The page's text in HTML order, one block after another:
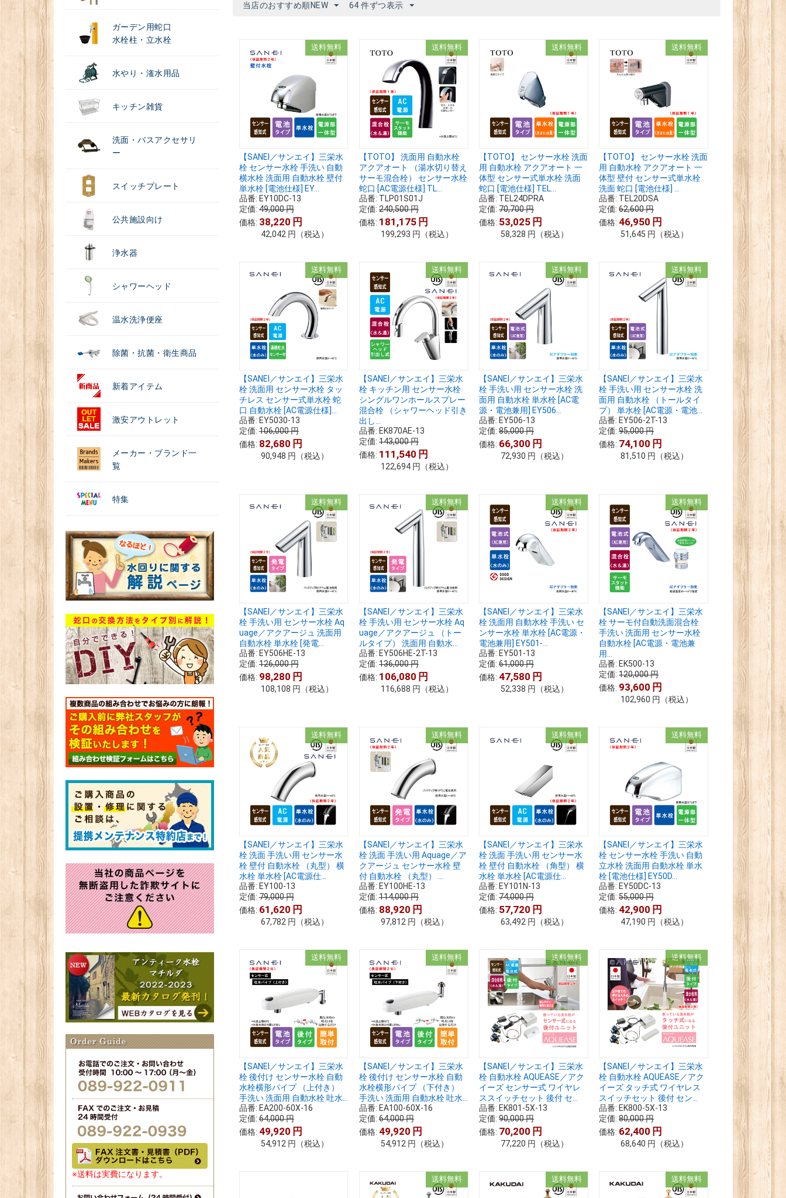
ガーデン用蛇口
水栓柱・立水栓
水やり・潅水用品
キッチン雑貨
洗面・バスアクセサリ
ー
スイッチプレート
公共施設向け
浄水器
シャワーヘッド
温水洗浄便座
除菌・抗菌・衛生商品
新着アイテム
激安アウトレット
メーカー・ブランド一
覧
特集
※送料は実費になります。
当店のおすすめ順NEW 64 件ずつ表示
送料無料
【SANEI／サンエイ】三栄水
栓 センサー水栓 手洗い 自動
横水栓 洗面用 自動水栓 壁付
単水栓 [電池仕様] EY...
品番: EY10DC-13
定価: 49,000円
価格: 38,220 円
42,042 円 （税込）
送料無料
【TOTO】 洗面用 自動水栓
アクアオート （湯水切り替え
サーモ混合栓） センサー水栓
蛇口 [AC電源仕様] TL...
品番: TLP01S01J
定価: 240,500円
価格: 181,175 円
199,293 円 （税込）
送料無料
【TOTO】 センサー水栓 洗面
用 自動水栓 アクアオート 一
体型 センサー式単水栓 洗面
蛇口 [電池仕様] TEL...
品番: TEL24DPRA
定価: 70,700円
価格: 53,025 円
58,328 円 （税込）
送料無料
【TOTO】 センサー水栓 洗面
用 自動水栓 アクアオート 一
体型 壁付 センサー式単水栓
洗面 蛇口 [電池仕様] ...
品番: TEL20DSA
定価: 62,600円
価格: 46,950 円
51,645 円 （税込）
送料無料
【SANEI／サンエイ】三栄水
栓 洗面用 センサー水栓 タッ
チレス センサー式単水栓 蛇
口 自動水栓 [AC電源仕様]...
品番: EY5030-13
定価: 106,000円
価格: 82,680 円
90,948 円 （税込）
送料無料
【SANEI／サンエイ】三栄水
栓 キッチン用 センサー水栓
シングルワンホールスプレー
混合栓 （シャワーヘッド引き
出し...
品番: EK870AE-13
定価: 143,000円
価格: 111,540 円
122,694 円 （税込）
送料無料
【SANEI／サンエイ】三栄水
栓 手洗い用 センサー水栓 洗
面用 自動水栓 単水栓 [AC電
源・電池兼用] EY506...
品番: EY506-13
定価: 85,000円
価格: 66,300 円
72,930 円 （税込）
送料無料
【SANEI／サンエイ】三栄水
栓 手洗い用 センサー水栓 洗
面用 自動水栓 （トールタイ
プ） 単水栓 [AC電源・電池...
品番: EY506-2T-13
定価: 95,000円
価格: 74,100 円
81,510 円 （税込）
送料無料
【SANEI／サンエイ】三栄水
栓 手洗い用 センサー水栓 Aq
uage／アクアージュ 洗面用
自動水栓 単水栓 [発電...
品番: EY506HE-13
定価: 126,000円
価格: 98,280 円
108,108 円 （税込）
送料無料
【SANEI／サンエイ】三栄水
栓 手洗い用 センサー水栓 Aq
uage／アクアージュ （トー
ルタイプ） 洗面用 自動水...
品番: EY506HE-2T-13
定価: 136,000円
価格: 106,080 円
116,688 円 （税込）
送料無料
【SANEI／サンエイ】三栄水
栓 洗面用 自動水栓 手洗い セ
ンサー水栓 単水栓 [AC電源・
電池兼用] EY501-...
品番: EY501-13
定価: 61,000円
価格: 47,580 円
52,338 円 （税込）
送料無料
【SANEI／サンエイ】三栄水
栓 サーモ付自動洗面混合栓
手洗い 洗面用 センサー水栓
自動水栓 [AC電源・電池兼
用...
品番: EK500-13
定価: 120,000円
価格: 93,600 円
102,960 円 （税込）
送料無料
【SANEI／サンエイ】三栄水
栓 洗面 手洗い用 センサー水
栓 壁付 自動水栓 （丸型） 横
水栓 単水栓 [AC電源仕...
品番: EY100-13
定価: 79,000円
価格: 61,620 円
67,782 円 （税込）
送料無料
【SANEI／サンエイ】三栄水
栓 洗面 手洗い用 Aquage／ア
クアージュ センサー水栓 壁
付 自動水栓 （丸型） ...
品番: EY100HE-13
定価: 114,000円
価格: 88,920 円
97,812 円 （税込）
送料無料
【SANEI／サンエイ】三栄水
栓 洗面 手洗い用 センサー水
栓 壁付 自動水栓 （角型） 横
水栓 単水栓 [AC電源仕...
品番: EY101N-13
定価: 74,000円
価格: 57,720 円
63,492 円 （税込）
送料無料
【SANEI／サンエイ】三栄水
栓 センサー水栓 手洗い 自動
立水栓 洗面用 自動水栓 単水
栓 [電池仕様] EY50D...
品番: EY50DC-13
定価: 55,000円
価格: 42,900 円
47,190 円 （税込）
送料無料
【SANEI／サンエイ】三栄水
栓 後付け センサー水栓 自動
水栓横形パイプ （上付き）
手洗い 洗面用 自動水栓 吐水...
品番: EA200-60X-16
定価: 64,000円
価格: 49,920 円
54,912 円 （税込）
送料無料
【SANEI／サンエイ】三栄水
栓 後付け センサー水栓 自動
水栓横形パイプ （下付き）
手洗い 洗面用 自動水栓 吐水...
品番: EA100-60X-16
定価: 64,000円
価格: 49,920 円
54,912 円 （税込）
送料無料
【SANEI／サンエイ】三栄水
栓 自動水栓 AQUEASE／アク
イーズ センサー式 ワイヤレ
ススイッチセット 後付 セ...
品番: EK801-5X-13
定価: 90,000円
価格: 70,200 円
77,220 円 （税込）
送料無料
【SANEI／サンエイ】三栄水
栓 自動水栓 AQUEASE／アク
イーズ タッチ式 ワイヤレス
スイッチセット 後付 セン...
品番: EK800-5X-13
定価: 80,000円
価格: 62,400 円
68,640 円 （税込）
送料無料 送料無料 送料無料